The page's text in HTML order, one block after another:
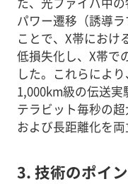
パワー遷移（誘導
ことで、X帯におけ
低損失化し、X帯で
した。これらによ
1,000km級の伝送
テラビット毎秒の
および長距離化を両
3. 技術のポイ